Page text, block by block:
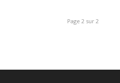
Page 2 sur 2